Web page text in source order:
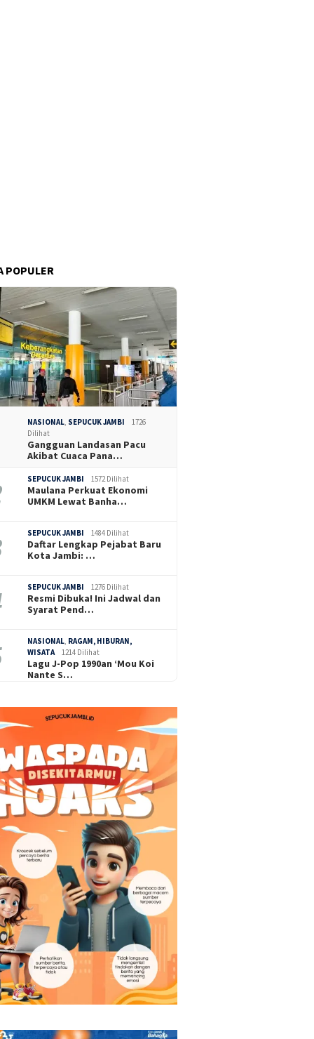
POPULER
NASIONAL SEPUCUK JAMBI
1726
Dilihat
Gangguan Landasan Pacu
Akibat Cuaca Pana…
SEPUCUK JAMBI 1572 Dilihat
Maulana Perkuat Ekonomi
UMKM Lewat Banha…
SEPUCUK JAMBI 1484 Dilihat
Daftar Lengkap Pejabat Baru
Kota Jambi: …
SEPUCUK JAMBI 1276 Dilihat
Resmi Dibuka! Ini Jadwal dan
Syarat Pend…
NASIONAL RAGAM, HIBURAN,
WISATA
1214 Dilihat
Lagu J-Pop 1990an ‘Mou Koi
Nante S…